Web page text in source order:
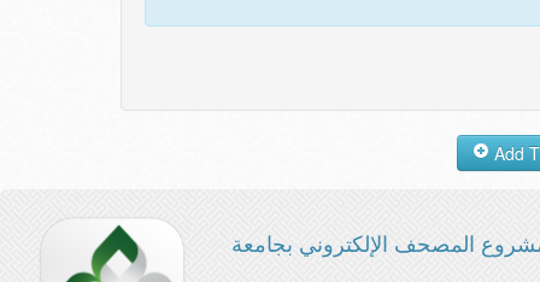
المصحف الإلكتروني بجامعة